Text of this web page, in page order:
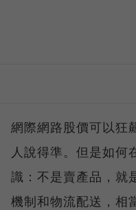
網際網路股價可以狂
人說得準。但是如何
識：不是賣產品，就
機制和物流配送，相